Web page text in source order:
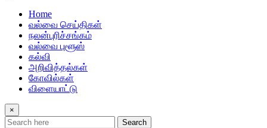
Home
வல்வை செய்திகள்
நலன்புரிச்சங்கம்
வல்வை புளூஸ்
கல்வி
அறிவித்தல்கள்
கோவில்கள்
விளையாட்டு
×
Search